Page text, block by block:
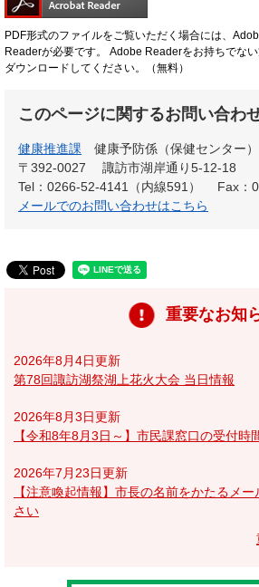
PDF形式のファイルをご覧いただく場合には、
Readerが必要です。
Adobe Readerをお持ちでな
ダウンロードしてください。（無料）
このページに関するお問い合わ
健康推進課
健康予防係（保健センター）
〒392-0027
諏訪市湖岸通り5-12-18
Tel：0266-52-4141（内線591）
Fax：
メールでのお問い合わせはこちら
重要なお知
2026年8月4日更新
第78回諏訪湖祭湖上花火大会 当日情報
2026年8月3日更新
【令和8年8月3日～】市民課窓口の受付時
2026年7月23日更新
【注意喚起情報】市長の名前をかたるメ
さい